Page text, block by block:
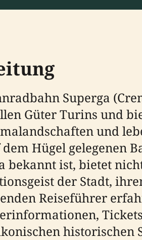
Superga
Güter Turins und
und
Hügel gelegenen
bekannt ist, bietet
der Stadt,
Reiseführer
historischen